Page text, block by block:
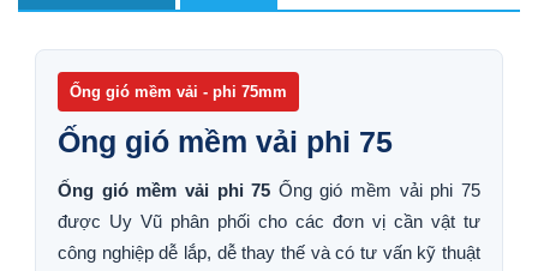
Ống gió mềm vải - phi 75mm
Ống gió mềm vải phi 75
Ống gió mềm vải phi 75 Ống gió mềm vải phi 75
được Uy Vũ phân phối cho các đơn vị cần vật tư
công nghiệp dễ lắp, dễ thay thế và có tư vấn kỹ thuật